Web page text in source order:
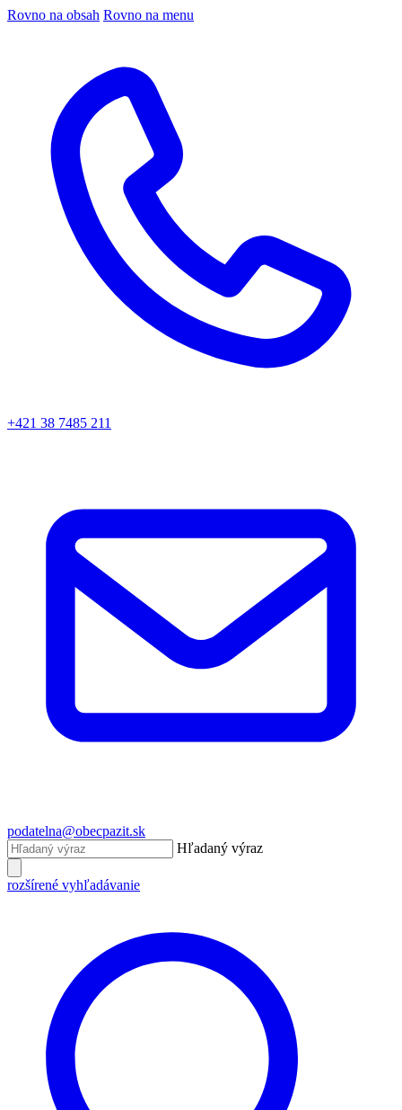
Rovno na obsah Rovno na menu
+421 38 7485 211
podatelna@obecpazit.sk
Hľadaný výraz
rozšírené vyhľadávanie